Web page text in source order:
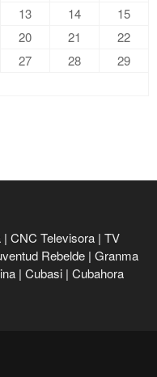
13 14
15
20 21
22
27 28
29
| CNC Televisora | TV
Rebelde | Granma
| Cubasi | Cubahora